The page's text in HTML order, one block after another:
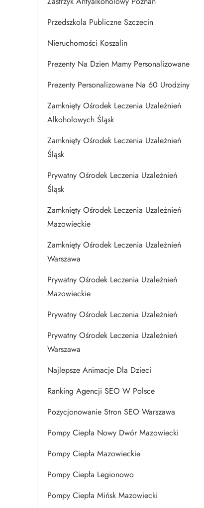
Przedszkola Publiczne Szczecin
Nieruchomości Koszalin
Prezenty Na Dzien Mamy Personalizowane
Prezenty Personalizowane Na 60 Urodziny
Zamknięty Ośrodek Leczenia Uzależnień
Alkoholowych Śląsk
Zamknięty Ośrodek Leczenia Uzależnień
Śląsk
Prywatny Ośrodek Leczenia Uzależnień
Śląsk
Zamknięty Ośrodek Leczenia Uzależnień
Mazowieckie
Zamknięty Ośrodek Leczenia Uzależnień
Warszawa
Prywatny Ośrodek Leczenia Uzależnień
Mazowieckie
Prywatny Ośrodek Leczenia Uzależnień
Prywatny Ośrodek Leczenia Uzależnień
Warszawa
Najlepsze Animacje Dla Dzieci
Ranking Agencji SEO W Polsce
Pozycjonowanie Stron SEO Warszawa
Pompy Ciepła Nowy Dwór Mazowiecki
Pompy Ciepła Mazowieckie
Pompy Ciepła Legionowo
Pompy Ciepła Mińsk Mazowiecki